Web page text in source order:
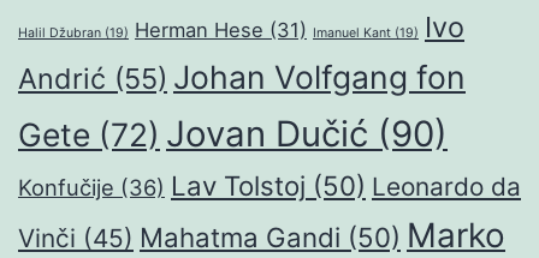
Halil Džubran (19) Herman Hese (31) Imanuel Kant (19)
Ivo
Andrić (55) Johan Volfgang fon
Gete (72) Jovan Dučić (90)
Konfučije (36) Lav Tolstoj (50) Leonardo da
Vinči (45) Mahatma Gandi (50) Marko